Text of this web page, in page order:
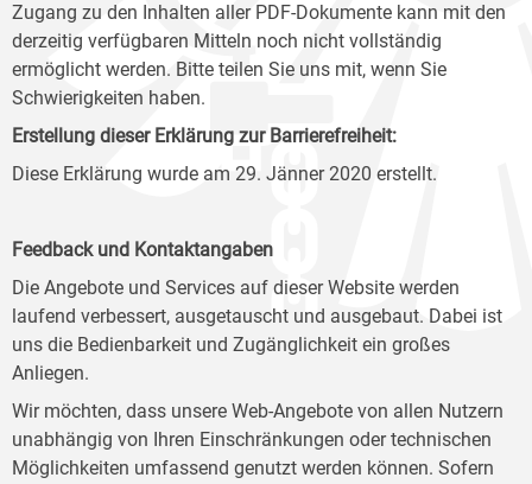
Zugang zu den Inhalten aller PDF-Dokumente kann mit den
derzeitig verfügbaren Mitteln noch nicht vollständig
ermöglicht werden. Bitte teilen Sie uns mit, wenn Sie
Schwierigkeiten haben.
Erstellung dieser Erklärung zur Barrierefreiheit:
Diese Erklärung wurde am 29. Jänner 2020 erstellt.
Feedback und Kontaktangaben
Die Angebote und Services auf dieser Website werden
laufend verbessert, ausgetauscht und ausgebaut. Dabei ist
uns die Bedienbarkeit und Zugänglichkeit ein großes
Anliegen.
Wir möchten, dass unsere Web-Angebote von allen Nutzern
unabhängig von Ihren Einschränkungen oder technischen
Möglichkeiten umfassend genutzt werden können. Sofern